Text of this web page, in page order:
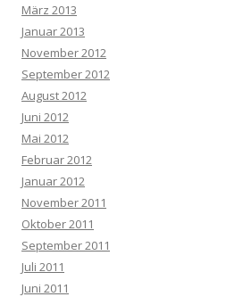
März 2013
Januar 2013
November 2012
September 2012
August 2012
Juni 2012
Mai 2012
Februar 2012
Januar 2012
November 2011
Oktober 2011
September 2011
Juli 2011
Juni 2011